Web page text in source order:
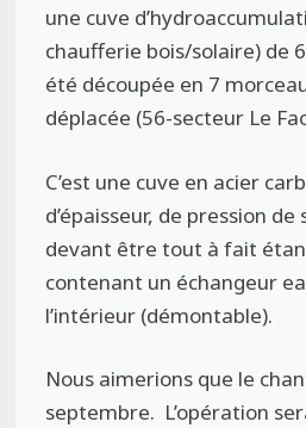
une cuve
chaufferie bois/solaire) de
été découpée en 7
déplacée (56-secteur Le
C’est une cuve en acier
d’épaisseur, de pression de
devant être tout à fait
contenant un échangeur
l’intérieur (démontable).
Nous aimerions que le
septembre. L’opération